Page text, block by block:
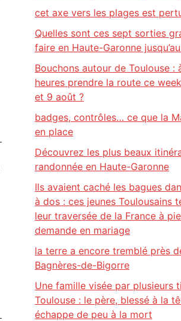
cet axe vers les plages est
Quelles sont ces sept sorties
faire en Haute-Garonne
Bouchons autour de Toulouse :
heures prendre la route ce
et 9 août ?
badges, contrôles… ce que la
en place
Découvrez les plus beaux
randonnée en Haute-Garonne
Ils avaient caché les bagues
à dos : ces jeunes Toulousains
leur traversée de la France à
demande en mariage
la terre a encore tremblé près
Bagnères-de-Bigorre
Une famille visée par plusieurs
Toulouse : le père, blessé à la
échappe de peu à la mort